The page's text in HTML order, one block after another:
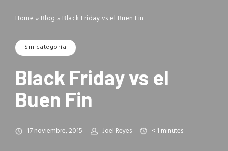
Home » Blog » Black Friday vs el Buen Fin
Sin categoría
Black Friday vs el
Buen Fin
17 noviembre, 2015 Joel Reyes < 1 minutes